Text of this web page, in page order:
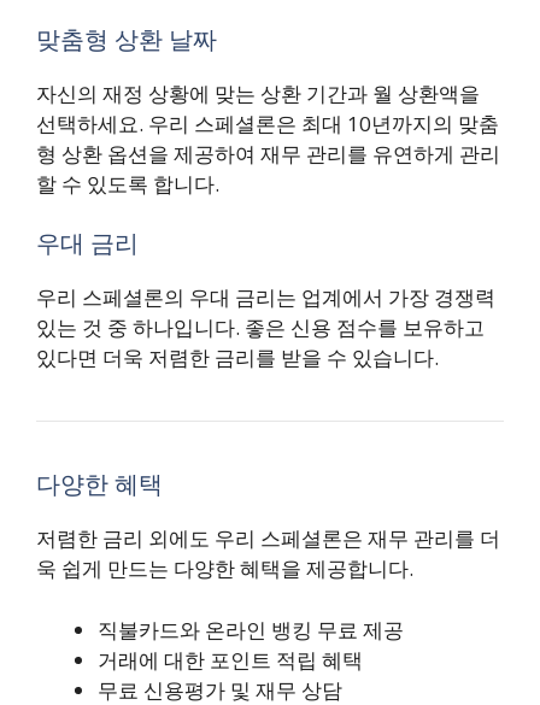
맞춤형 상환 날짜
자신의 재정 상황에 맞는 상환 기간과 월 상환액을
선택하세요. 우리 스페셜론은 최대 10년까지의 맞춤
형 상환 옵션을 제공하여 재무 관리를 유연하게 관리
할 수 있도록 합니다.
우대 금리
우리 스페셜론의 우대 금리는 업계에서 가장 경쟁력
있는 것 중 하나입니다. 좋은 신용 점수를 보유하고
있다면 더욱 저렴한 금리를 받을 수 있습니다.
다양한 혜택
저렴한 금리 외에도 우리 스페셜론은 재무 관리를 더
욱 쉽게 만드는 다양한 혜택을 제공합니다.
직불카드와 온라인 뱅킹 무료 제공
거래에 대한 포인트 적립 혜택
무료 신용평가 및 재무 상담